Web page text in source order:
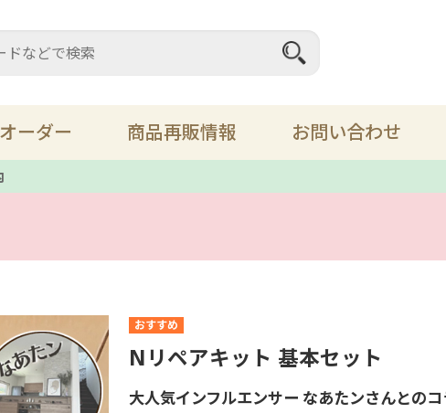
ーメンテナンス
ル
ーダー 商品再販情報 お問い合わせ
Nリペアキット 基本セット
大人気インフルエンサー なあたンさんとのコ